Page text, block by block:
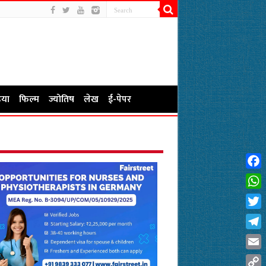
फिल्म ज्योतिष लेख ई-पेपर